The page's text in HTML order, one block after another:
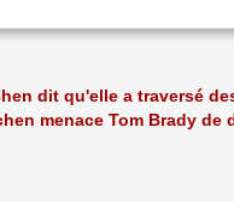
dit qu'elle a traversé
menace Tom Brady de